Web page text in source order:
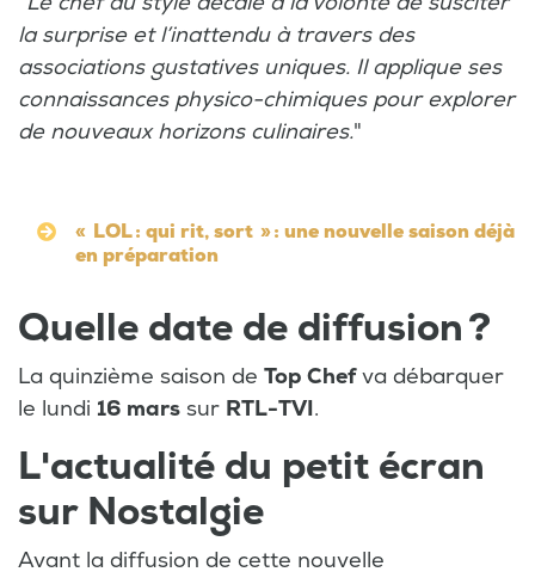
la surprise et l’inattendu à travers des
associations gustatives uniques. Il applique ses
connaissances physico-chimiques pour explorer
de nouveaux horizons culinaires."
« LOL : qui rit, sort » : une nouvelle saison déjà
en préparation
Quelle date de diffusion ?
La quinzième saison de Top Chefva débarquer
le lundi 16 mars sur RTL-TVI.
L'actualité du petit écran
sur Nostalgie
Avant la diffusion de cette nouvelle